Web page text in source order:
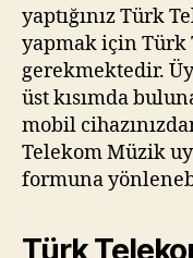
yaptığınız Türk
yapmak için Türk
gerekmektedir.
üst kısımda
mobil
Telekom Müzik
formuna
Türk